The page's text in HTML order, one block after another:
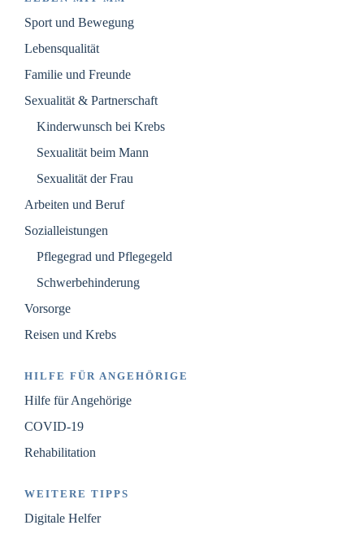
Sport und Bewegung
Lebensqualität
Familie und Freunde
Sexualität & Partnerschaft
Kinderwunsch bei Krebs
Sexualität beim Mann
Sexualität der Frau
Arbeiten und Beruf
Sozialleistungen
Pflegegrad und Pflegegeld
Schwerbehinderung
Vorsorge
Reisen und Krebs
HILFE FÜR ANGEHÖRIGE
Hilfe für Angehörige
COVID-19
Rehabilitation
WEITERE TIPPS
Digitale Helfer